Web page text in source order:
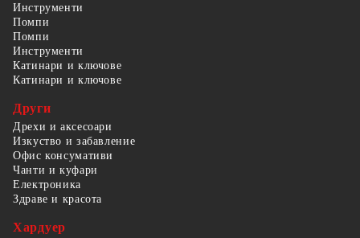
Инструменти
Помпи
Помпи
Инструменти
Катинари и ключове
Катинари и ключове
Други
Дрехи и аксесоари
Изкуство и забавление
Офис консумативи
Чанти и куфари
Електроника
Здраве и красота
Хардуер